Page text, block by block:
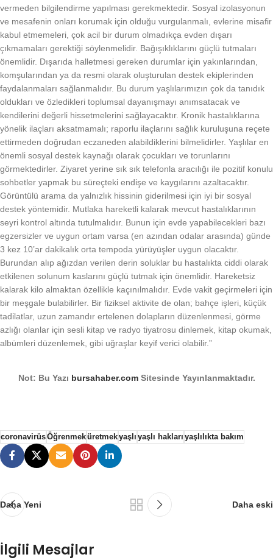
vermeden bilgilendirme yapılması gerekmektedir. Sosyal izolasyonun
ve mesafenin onları korumak için olduğu vurgulanmalı, evlerine misafir
kabul etmemeleri, çok acil bir durum olmadıkça evden dışarı
çıkmamaları gerektiği söylenmelidir. Bağışıklıklarını güçlü tutmaları
önemlidir. Dışarıda halletmesi gereken durumlar için yakınlarından,
komşularından ya da resmi olarak oluşturulan destek ekiplerinden
faydalanmaları sağlanmalıdır. Bu durum yaşlılarımızın çok da tanıdık
oldukları ve özledikleri toplumsal dayanışmayı anımsatacak ve
kendilerini değerli hissetmelerini sağlayacaktır. Kronik hastalıklarına
yönelik ilaçları aksatmamalı; raporlu ilaçlarını sağlık kuruluşuna reçete
ettirmeden doğrudan eczaneden alabildiklerini bilmelidirler. Yaşlılar en
önemli sosyal destek kaynağı olarak çocukları ve torunlarını
görmektedirler. Ziyaret yerine sık sık telefonla aracılığı ile pozitif konulu
sohbetler yapmak bu süreçteki endişe ve kaygılarını azaltacaktır.
Görüntülü arama da yalnızlık hissinin giderilmesi için iyi bir sosyal
destek yöntemidir. Mutlaka hareketli kalarak mevcut hastalıklarının
seyri kontrol altında tutulmalıdır. Bunun için evde yapabilecekleri bazı
egzersizler ve uygun ortam varsa (en azından odalar arasında) günde
3 kez 10’ar dakikalık orta tempoda yürüyüşler uygun olacaktır.
Burundan alıp ağızdan verilen derin soluklar bu hastalıkta ciddi olarak
etkilenen solunum kaslarını güçlü tutmak için önemlidir. Hareketsiz
kalarak kilo almaktan özellikle kaçınılmalıdır. Evde vakit geçirmeleri için
bir meşgale bulabilirler. Bir fiziksel aktivite de olan; bahçe işleri, küçük
tadilatlar, uzun zamandır ertelenen dolapların düzenlenmesi, görme
azlığı olanlar için sesli kitap ve radyo tiyatrosu dinlemek, kitap okumak,
albümleri düzenlemek, gibi uğraşlar keyif verici olabilir.”
Not: Bu Yazı bursahaber.comSitesinde Yayınlanmaktadır.
coronavirüsÖğrenmeküretmekyaşlı yaşlı hakları yaşlılıkta bakım
Daha Yeni Daha eski
İlgili Mesajlar